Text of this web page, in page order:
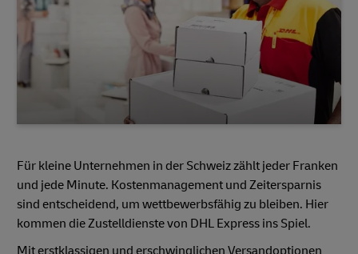
Für kleine Unternehmen in der Schweiz zählt jeder Franken
und jede Minute. Kostenmanagement und Zeitersparnis
sind entscheidend, um wettbewerbsfähig zu bleiben. Hier
kommen die Zustelldienste von DHL Express ins Spiel.
Mit erstklassigen und erschwinglichen Versandoptionen